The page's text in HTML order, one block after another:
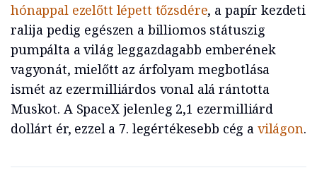
hónappal ezelőtt lépett tőzsdére, a papír kezdeti
ralija pedig egészen a billiomos státuszig
pumpálta a világ leggazdagabb emberének
vagyonát, mielőtt az árfolyam megbotlása
ismét az ezermilliárdos vonal alá rántotta
Muskot. A SpaceX jelenleg 2,1 ezermilliárd
dollárt ér, ezzel a 7. legértékesebb cég a világon.